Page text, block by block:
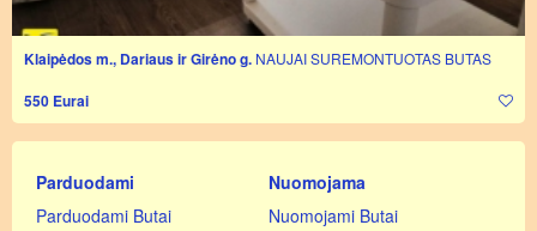
Klaipėdos m., Dariaus ir Girėno g. NAUJAI SUREMONTUOTAS BUTAS
550 Eurai
Parduodami
Parduodami Butai
Nuomojama
Nuomojami Butai